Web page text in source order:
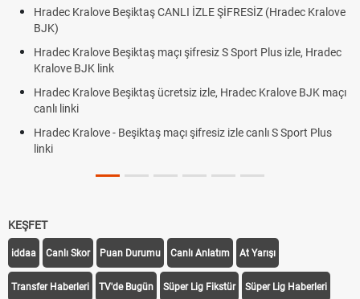
Hradec Kralove Beşiktaş CANLI İZLE ŞİFRESİZ (Hradec Kralove
BJK)
Hradec Kralove Beşiktaş maçı şifresiz S Sport Plus izle, Hradec
Kralove BJK link
Hradec Kralove Beşiktaş ücretsiz izle, Hradec Kralove BJK maçı
canlı linki
Hradec Kralove - Beşiktaş maçı şifresiz izle canlı S Sport Plus
linki
KEŞFET
iddaa Canlı Skor Puan Durumu Canlı Anlatım At Yarışı
Transfer Haberleri TV'de Bugün Süper Lig Fikstür Süper Lig Haberleri